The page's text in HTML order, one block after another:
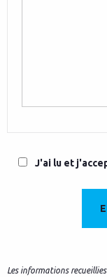
J'ai lu et
Les informations